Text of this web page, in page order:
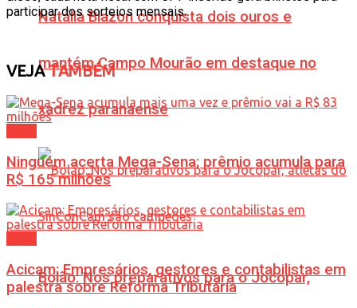
Natália Biazon conquista dois ouros e
mantém Campo Mourão em destaque no
xadrez paranaense
Bolão: Nos preparativos para o Jocopar,
participar dos sorteios mensais.
VEJATAMBÉM
Ninguém acerta Mega-Sena; prêmio acumula para
R$ 165 milhões
Acicam: Empresários, gestores e contabilistas em
palestra sobre Reforma Tributária